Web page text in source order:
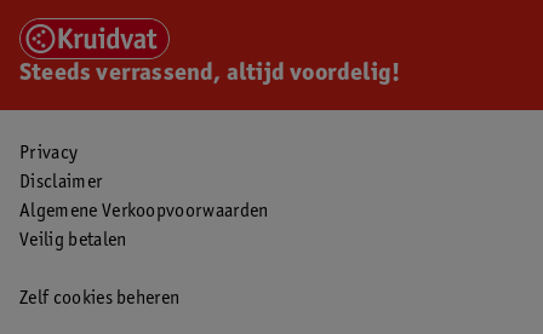
Steeds verrassend, altijd voordelig!
Privacy
Disclaimer
Algemene Verkoopvoorwaarden
Veilig betalen
Zelf cookies beheren